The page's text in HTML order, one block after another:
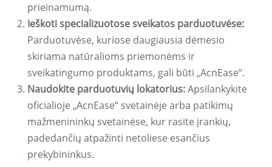
prieinamumą.
Ieškoti specializuotose sveikatos parduotuvėse:
Parduotuvėse, kuriose daugiausia dėmesio
skiriama natūralioms priemonėms ir
sveikatingumo produktams, gali būti „AcnEase“.
Naudokite parduotuvių lokatorius:Apsilankykite
oficialioje „AcnEase“ svetainėje arba patikimų
mažmenininkų svetainėse, kur rasite įrankių,
padedančių atpažinti netoliese esančius
prekybininkus.